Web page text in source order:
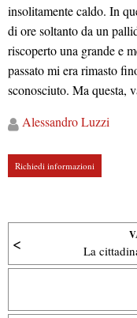
insolitamente caldo. In
di ore soltanto da un
riscoperto una grande e
passato mi era rimasto
sconosciuto. Ma questa,
AlessandroLuzzi
Richiedi informazioni
La